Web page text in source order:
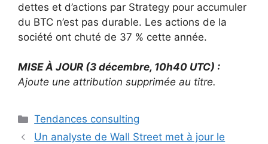
dettes et d’actions par Strategy pour accumuler
du BTC n’est pas durable. Les actions de la
société ont chuté de 37 % cette année.
MISE À JOUR (3 décembre, 10h40 UTC) :
Ajoute une attribution supprimée au titre.
Catégories
Tendances consulting
Un analyste de Wall Street met à jour le